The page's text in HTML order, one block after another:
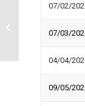
07/02/
07/03/
04/04/
09/05/
Programa UENP
Dezembro de
A.M.O.V.E...